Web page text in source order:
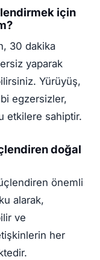
için
30 dakika
yaparak
Yürüyüş,
egzersizler,
etkilere sahiptir.
doğal
önemli
alarak,
ve
her